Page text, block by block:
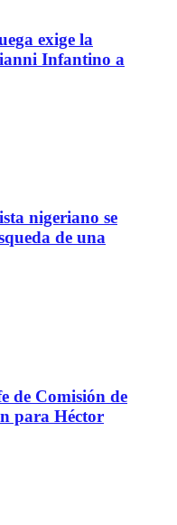
exige la
Infantino a
nigeriano se
de una
de Comisión de
para Héctor